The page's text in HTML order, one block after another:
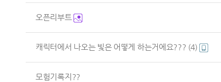
오픈리부트
캐릭터에서 나오는 빛은 어떻게 하는거에요??? (4)
모험기록지??